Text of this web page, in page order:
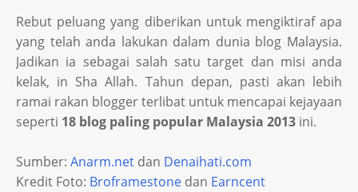
Rebut peluang yang diberikan untuk mengiktiraf apa
yang telah anda lakukan dalam dunia blog Malaysia.
Jadikan ia sebagai salah satu target dan misi anda
kelak, in Sha Allah. Tahun depan, pasti akan lebih
ramai rakan blogger terlibat untuk mencapai kejayaan
seperti 18 blog paling popular Malaysia 2013 ini.
Sumber: Anarm.net dan Denaihati.com
Kredit Foto: Broframestone dan Earncent